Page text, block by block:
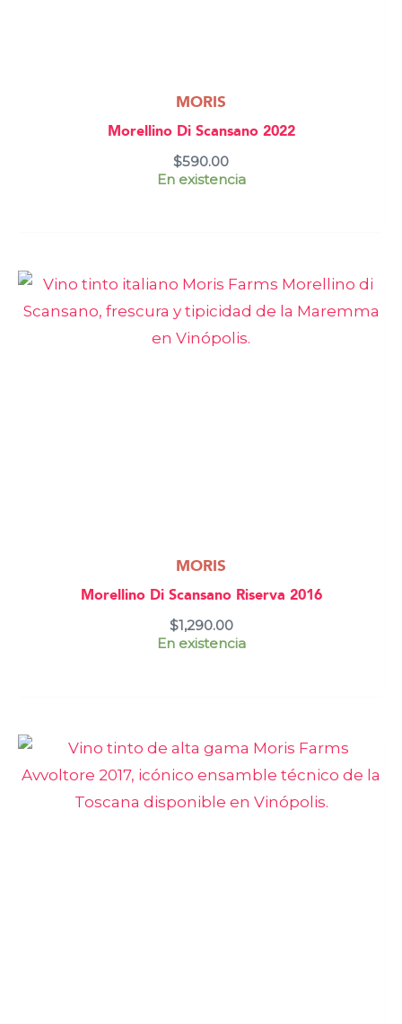
MORIS
Morellino Di Scansano 2022
$590.00
En existencia
MORIS
Morellino Di Scansano Riserva 2016
$1,290.00
En existencia